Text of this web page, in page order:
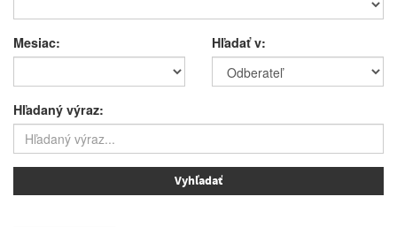
Mesiac: Hľadať v:
Hľadaný výraz: